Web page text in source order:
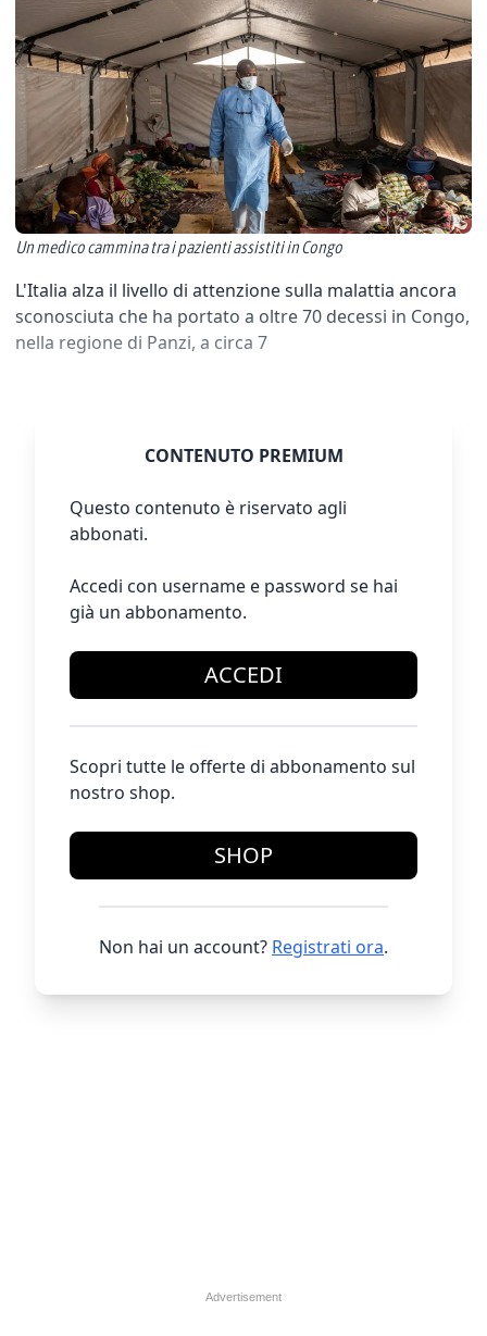
Un medico cammina tra i pazienti assistiti in Congo
L'Italia alza il livello di attenzione sulla malattia ancora
sconosciuta che ha portato a oltre 70 decessi in Congo,
nella regione di Panzi, a circa 7
CONTENUTO PREMIUM
Questo contenuto è riservato agli
abbonati.
Accedi con username e password se hai
già un abbonamento.
ACCEDI
Scopri tutte le offerte di abbonamento sul
nostro shop.
SHOP
Non hai un account? Registrati ora.